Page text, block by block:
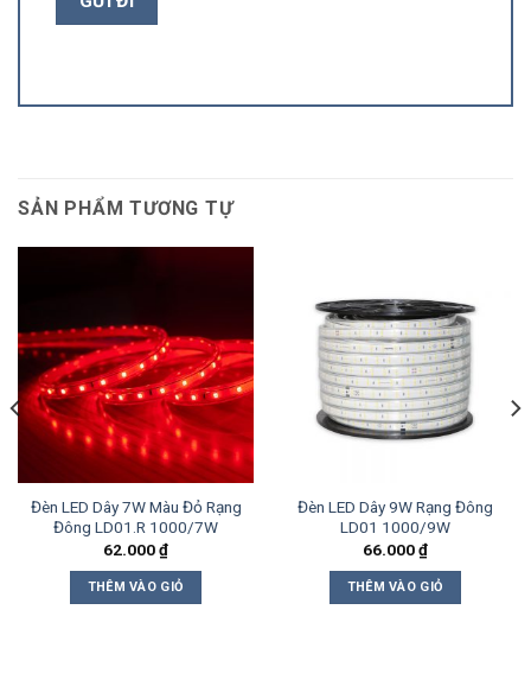
SẢN PHẨM TƯƠNG TỰ
Đèn LED Dây 7W Màu Đỏ Rạng
Đông LD01.R 1000/7W
62.000₫
THÊM VÀO GIỎ
Đèn LED Dây 9W Rạng Đông
LD01 1000/9W
66.000₫
THÊM VÀO GIỎ